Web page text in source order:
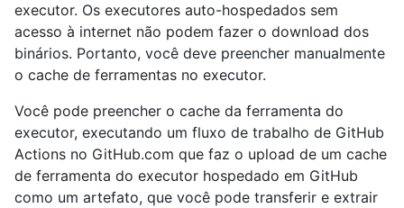
executor. Os executores auto-hospedados sem
acesso à internet não podem fazer o download dos
binários. Portanto, você deve preencher manualmente
o cache de ferramentas no executor.
Você pode preencher o cache da ferramenta do
executor, executando um fluxo de trabalho de GitHub
Actions no GitHub.com que faz o upload de um cache
de ferramenta do executor hospedado em GitHub
como um artefato, que você pode transferir e extrair